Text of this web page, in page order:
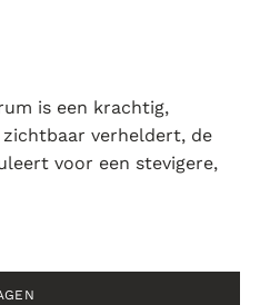
is een krachtig,
verheldert, de
voor een stevigere,